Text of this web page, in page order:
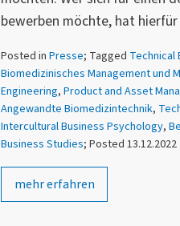
bewerben möchte, hat
Posted in Presse; Tagged Technical
Biomedizinisches Management und
Engineering, Product and Asset
Angewandte Biomedizintechnik,
Intercultural Business Psychology,
Business Studies; Posted 13.12.2022
mehr erfahren